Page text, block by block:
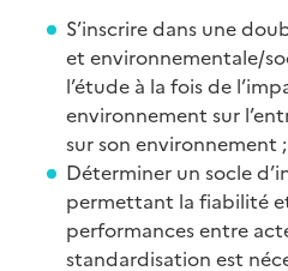
S’inscrire dans une
et environnementale/
l’étude à la fois de
environnement sur
sur son environnement ;
Déterminer un socle
permettant la fiabilité
performances entre
standardisation est